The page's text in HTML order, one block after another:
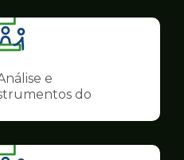
Ilustração
da
pagina
de
e
do